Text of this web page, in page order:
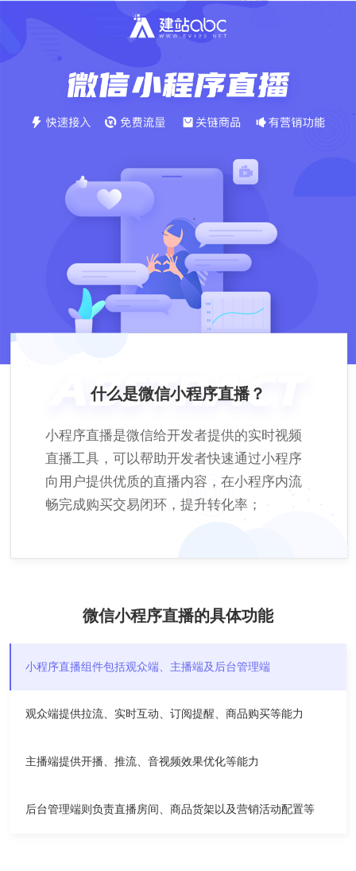
什么是微信小程序直播？
小程序直播是微信给开发者提供的实时视频
直播工具，可以帮助开发者快速通过小程序
向用户提供优质的直播内容，在小程序内流
畅完成购买交易闭环，提升转化率；
微信小程序直播的具体功能
小程序直播组件包括观众端、主播端及后台管理端
观众端提供拉流、实时互动、订阅提醒、商品购买等能力
主播端提供开播、推流、音视频效果优化等能力
后台管理端则负责直播房间、商品货架以及营销活动配置等